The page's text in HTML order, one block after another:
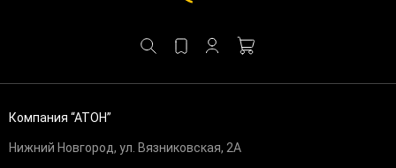
Компания “АТОН”
Нижний Новгород, ул. Вязниковская, 2А